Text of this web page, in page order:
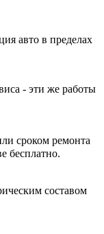
авто в пределах
- эти же работы
сроком ремонта
бесплатно.
составом